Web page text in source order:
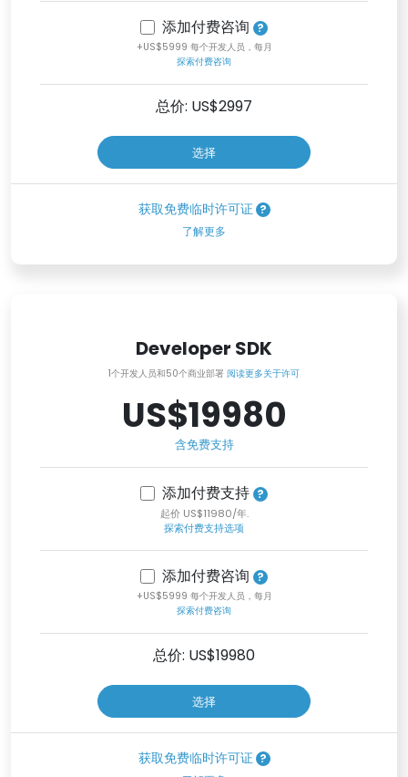
添加付费咨询
+US$5999 每个开发人员，每月
探索付费咨询
总价: US$2997
选择
获取免费临时许可证
了解更多
Developer SDK
1个开发人员和50个商业部署 阅读更多关于许可
US$19980
含免费支持
添加付费支持
起价 US$11980/年.
探索付费支持选项
添加付费咨询
+US$5999 每个开发人员，每月
探索付费咨询
总价: US$19980
选择
获取免费临时许可证